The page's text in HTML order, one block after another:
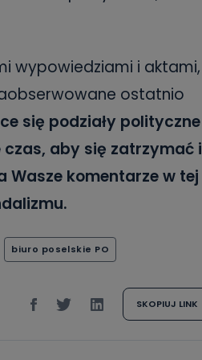
wypowiedziami i aktami,
ostatnio
się podziały polityczne
aby się zatrzymać i
Wasze komentarze w tej
biuro poselskie PO
SKOPIUJ LINK